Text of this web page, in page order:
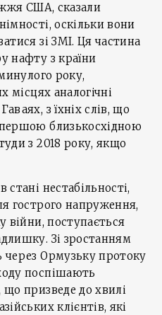
США, сказали
оскільки вони
зі ЗМІ. Ця частина
нафту з країни
року,
місцях аналогічні
з їхніх слів, що
близькосхідною
з 2018 року, якщо
нестабільності,
гострого напруження,
війни, поступається
Зі зростанням
через Ормузьку протоку
поспішають
призведе до хвилі
клієнтів, які